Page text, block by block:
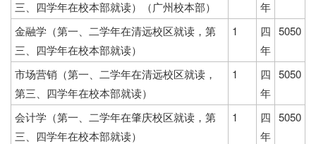
三、四学年在校本部就读）（广州校本部）
年
金融学（第一、二学年在清远校区就读，第
三、四学年在校本部就读）
1
四
年
5050
市场营销（第一、二学年在清远校区就读，
第三、四学年在校本部就读）
1
四
年
5050
会计学（第一、二学年在肇庆校区就读，第
三、四学年在校本部就读）
1
四
年
5050